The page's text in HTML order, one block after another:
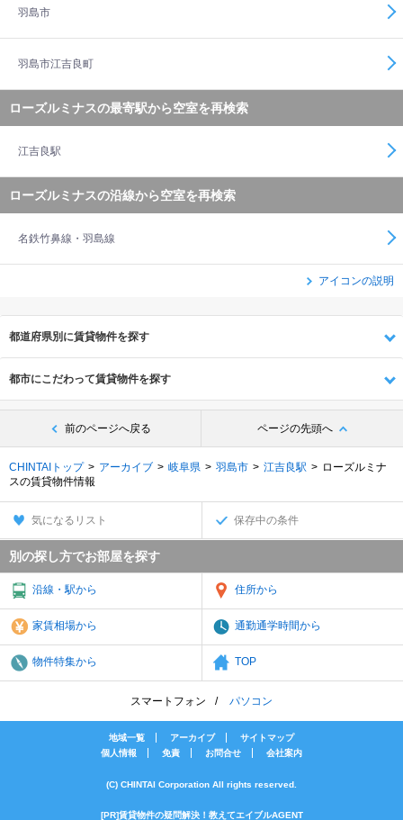
羽島市
羽島市江吉良町
ローズルミナスの最寄駅から空室を再検索
江吉良駅
ローズルミナスの沿線から空室を再検索
名鉄竹鼻線・羽島線
アイコンの説明
都道府県別に賃貸物件を探す
都市にこだわって賃貸物件を探す
前のページへ戻る ページの先頭へ
CHINTAIトップ アーカイブ 岐阜県 羽島市 江吉良駅
ローズルミナ
スの賃貸物件情報
気になるリスト 保存中の条件
別の探し方でお部屋を探す
沿線・駅から 住所から
家賃相場から 通勤通学時間から
物件特集から TOP
スマートフォン パソコン
地域一覧 アーカイブ
サイトマップ
個人情報
免責 お問合せ 会社案内
(C) CHINTAI Corporation All rights reserved.
[PR]賃貸物件の疑問解決！教えてエイブルAGENT